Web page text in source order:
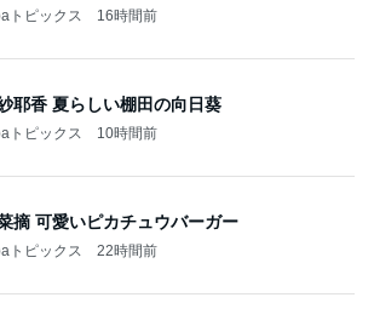
トピックス 16時間前
耶香 夏らしい棚田の向日葵
トピックス 10時間前
摘 可愛いピカチュウバーガー
トピックス 22時間前